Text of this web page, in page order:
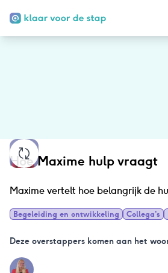
Hoe Maxime hulp vraagt
Maxime vertelt hoe belangrijk de
Begeleiding en ontwikkeling Collega’s
Deze overstappers komen aan het